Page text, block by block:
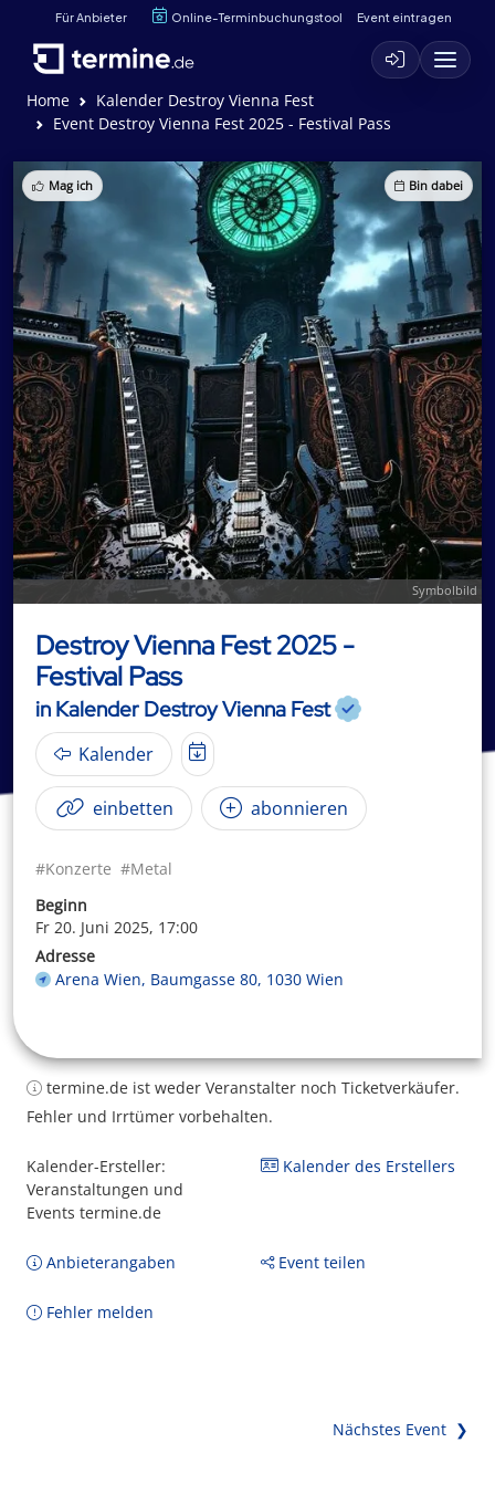
Für Anbieter Online-Terminbuchungstool Event eintragen
Home
Kalender Destroy Vienna Fest
Event Destroy Vienna Fest 2025 - Festival Pass
Mag ich Bin dabei
Symbolbild
Destroy Vienna Fest 2025 -
Festival Pass
in Kalender Destroy Vienna Fest
Kalender
einbetten abonnieren
#Konzerte #Metal
Beginn
Fr 20. Juni 2025, 17:00
Adresse
Arena Wien, Baumgasse 80, 1030 Wien
termine.de ist weder Veranstalter noch Ticketverkäufer.
Fehler und Irrtümer vorbehalten.
Kalender-Ersteller:
Veranstaltungen und
Events termine.de
Kalender des Erstellers
Anbieterangaben Event teilen
Fehler melden
Nächstes Event ❯